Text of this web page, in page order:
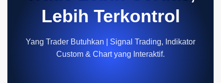
Lebih Terkontrol
Yang Trader Butuhkan | Signal Trading, Indikator
Custom & Chart yang Interaktif.